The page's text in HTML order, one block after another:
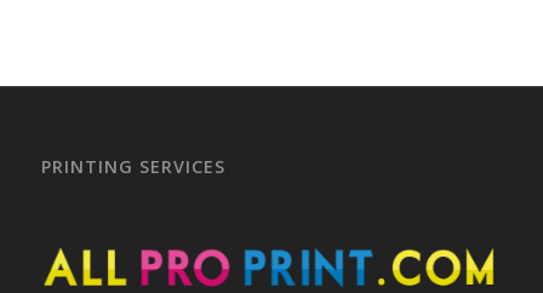
PRINTING SERVICES